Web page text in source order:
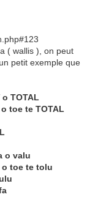
( wallis ), on peut
petit exemple que
TOTAL
toe te TOTAL
o valu
o toe te tolu